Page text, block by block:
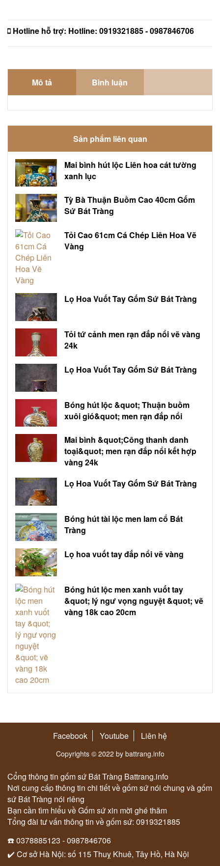
Hotline hỗ trợ: Hotline: 0919321885 - 0987846706
Mô tả Bình luận
Sản phẩm liên quan
Mai bình hút lộc Liên hoa cát tường
xanh lục
Tỳ Bà Thuận Buồm Cao 40cm Gốm
Sứ Bát Tràng
Tỏi Cao 61cm Cá Chép Liên Hoa Vẽ
Vàng
Lọ Hoa Vuốt Tay Gốm Sứ Bát Tràng
Tỏi tứ cảnh men rạn đắp nổi vẽ vàng
24k
Lọ Hoa Vuốt Tay Gốm Sứ Bát Tràng
Bóng hút lộc &quot; Thuận buồm
xuôi gió&quot; men rạn đắp nổi
Mai bình &quot;Công thanh danh
toại&quot; men rạn đắp nổi kết hợp
vàng 24k
Lọ Hoa Vuốt Tay Gốm Sứ Bát Tràng
Bóng hút tài lộc men lam cổ Bát
Tràng
Lọ hoa vuốt tay đắp nổi vẽ vàng
Bóng hút lộc men xanh vuốt tay
&quot; lý ngư vọng nguyệt &quot; vẽ
vàng 18k cao 20cm
Facebook Youtube Liên hệ
Copyrights © 2022 by battrang.info
Cổng thông tin gốm sứ Bát Tràng Battrang.info
Nơi cung cấp thông tin chi tiết về gốm sứ nói chung và gốm
sứ Bát Tràng nói riêng
Bạn cần tìm hiểu về Gốm sứ xin mời ghé thăm
Tổng đài tư vấn thông tin về gốm sứ: 0919321885
☎️ 0378885123 - 0987846706
✔️ Cơ sở Hà Nội: số 115 Thuỵ Khuê, Tây Hồ, Hà Nội